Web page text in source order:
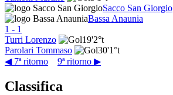
Sacco San Giorgio
Bassa Anaunia
1 - 1
Turri Lorenzo
19'2°t
Parolari Tommaso
30'1°t
◀ 7ª ritorno
9ª ritorno ▶
Classifica